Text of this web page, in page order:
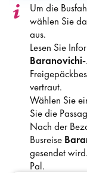
Um die
wählen Sie
aus.
Lesen Sie
vertraut.
Wählen Sie
Sie die
Nach der
Busreise
gesendet
Pal.